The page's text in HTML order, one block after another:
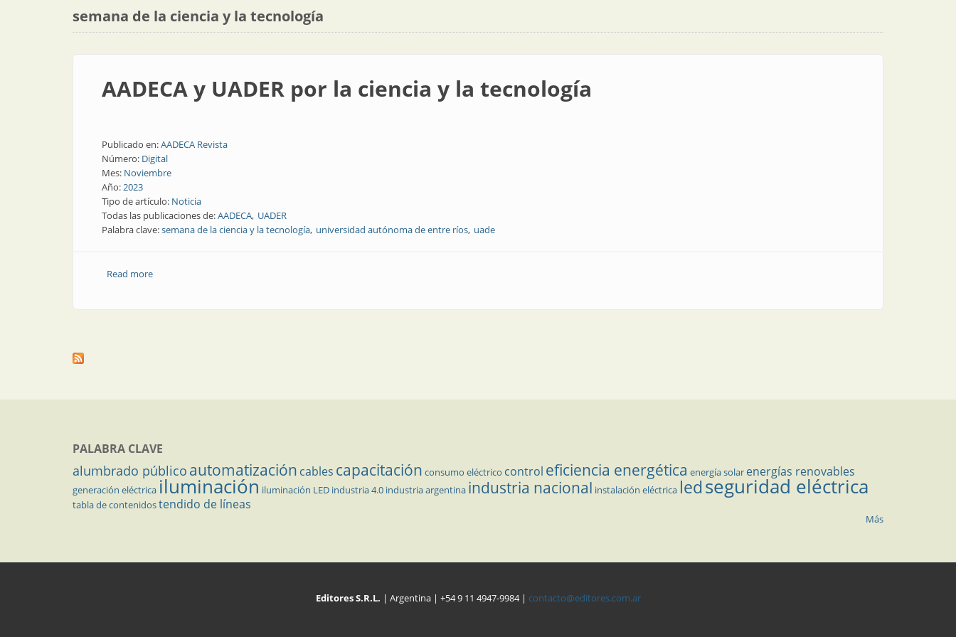
semana de la ciencia y la tecnología
AADECA y UADER por la ciencia y la tecnología
Publicado en:AADECA Revista
Número: Digital
Mes: Noviembre
Año:2023
Tipo de artículo: Noticia
Todas las publicaciones de:AADECA UADER
Palabra clave:semana de la ciencia y la tecnología universidad autónoma de entre ríos uade
Read moreabout AADECA y UADER por la ciencia y la tecnología
PALABRA CLAVE
alumbrado público automatización cables capacitación consumo eléctrico control eficiencia energética energía solar energías renovables
generación eléctrica iluminación iluminación LED industria 4.0 industria argentina industria nacional instalación eléctrica ledseguridad eléctrica
tabla de contenidostendido de líneas
Más
Editores S.R.L. | Argentina | +54 9 11 4947-9984 | contacto@editores.com.ar